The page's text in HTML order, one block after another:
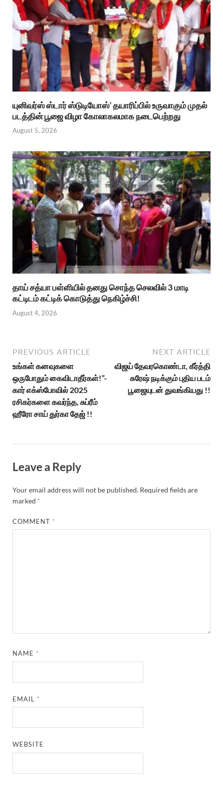
யுனிவர்ஸ் ஸ்டார் ஸ்டுடியோஸ்’ தயாரிப்பில் உருவாகும் முதல்
படத்தின் பூஜை விழா கோலாகலமாக நடைபெற்றது
August 5, 2026
தாய் சத்யா பள்ளியில் தனது சொந்த செலவில் 3 மாடி
கட்டிடம் கட்டிக் கொடுத்து நெகிழ்ச்சி!
August 4, 2026
PREVIOUS ARTICLE
உங்கள் கனவுகளை
ஒருபோதும் கைவிடாதீர்கள்!”-
கார் எக்ஸ்போவில் 2025
ரசிகர்களை கவர்ந்த, சுப்ரீம்
ஹீரோ சாய் துர்கா தேஜ் !!
NEXT ARTICLE
விஜய் தேவரகொண்டா, கீர்த்தி
சுரேஷ் நடிக்கும் புதிய படம்
பூஜையுடன் துவங்கியது !!
Leave a Reply
Your email address will not be published. Required fields are
marked *
COMMENT *
NAME *
EMAIL *
WEBSITE